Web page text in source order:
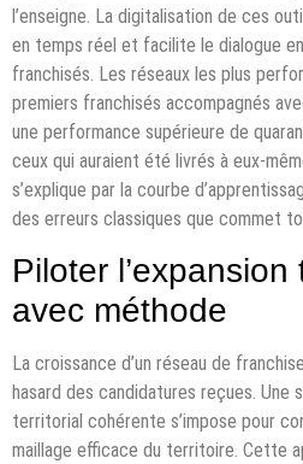
l’enseigne. La digitalisation de ces
en temps réel et facilite le dialogue
franchisés. Les réseaux les plus
premiers franchisés accompagnés
une performance supérieure de
ceux qui auraient été livrés à eux-
s’explique par la courbe
des erreurs classiques que commet
Piloter l’expansion
avec méthode
La croissance d’un réseau de
hasard des candidatures reçues.
territorial cohérente s’impose pour
maillage efficace du territoire. Cette